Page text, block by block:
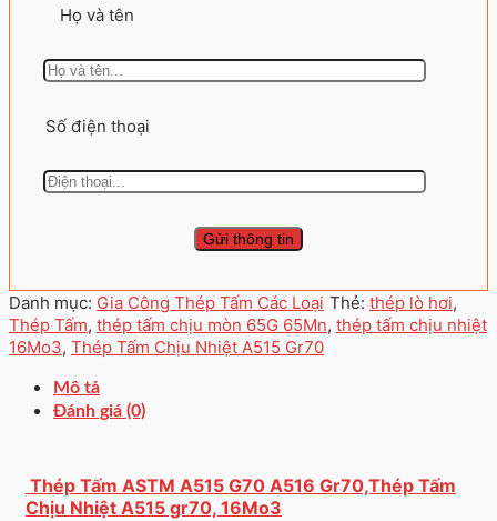
Họ và tên
Số điện thoại
Danh mục: Gia Công Thép Tấm Các Loại Thẻ: thép lò hơi,
Thép Tấm, thép tấm chịu mòn 65G 65Mn, thép tấm chịu nhiệt
16Mo3, Thép Tấm Chịu Nhiệt A515 Gr70
Mô tả
Đánh giá (0)
Thép Tấm ASTM A515 G70 A516 Gr70,Thép Tấm
Chịu Nhiệt A515 gr70, 16Mo3